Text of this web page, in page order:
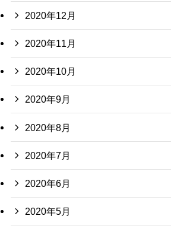
2020年12月
2020年11月
2020年10月
2020年9月
2020年8月
2020年7月
2020年6月
2020年5月